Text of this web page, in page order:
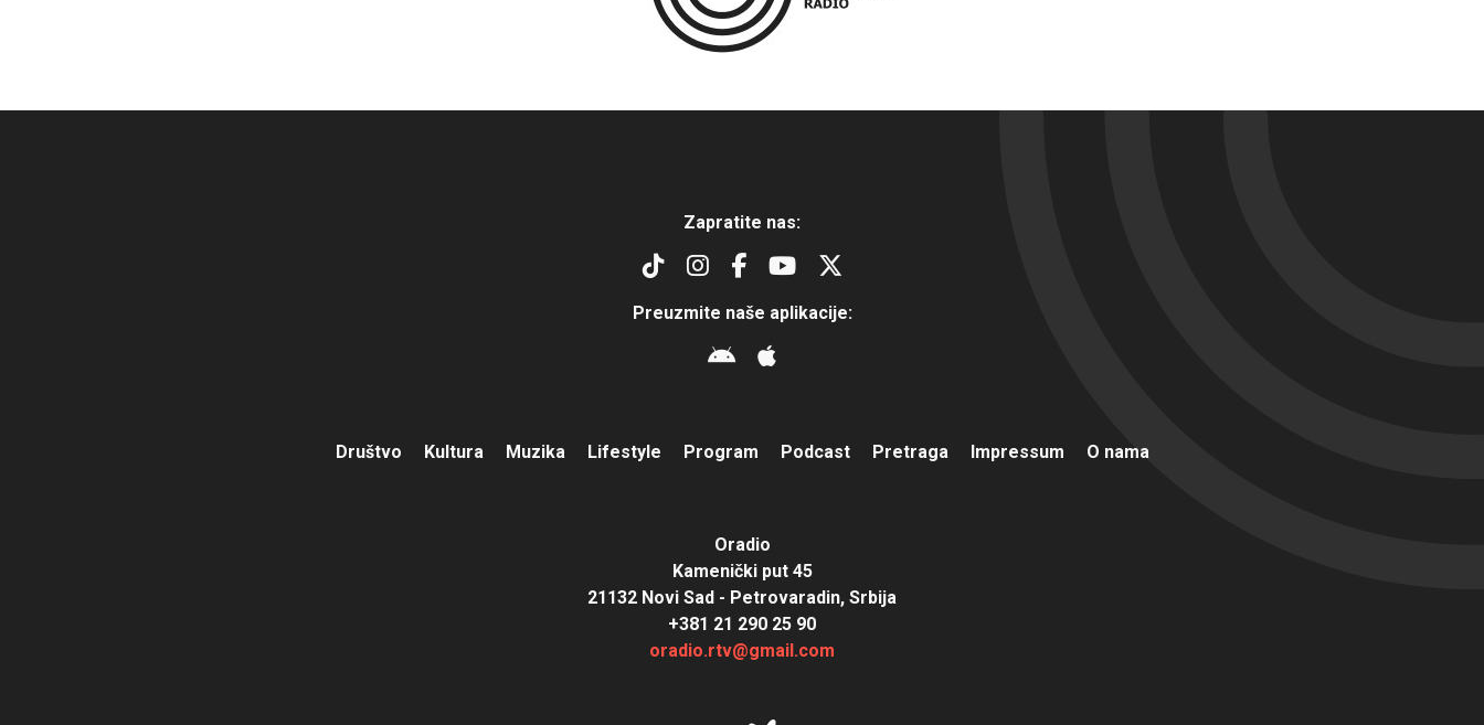
Zapratite nas:
Preuzmite naše aplikacije:
Društvo Kultura Muzika Lifestyle Program Podcast Pretraga Impressum O nama
Oradio
Kamenički put 45
21132 Novi Sad - Petrovaradin, Srbija
+381 21 290 25 90
oradio.rtv@gmail.com